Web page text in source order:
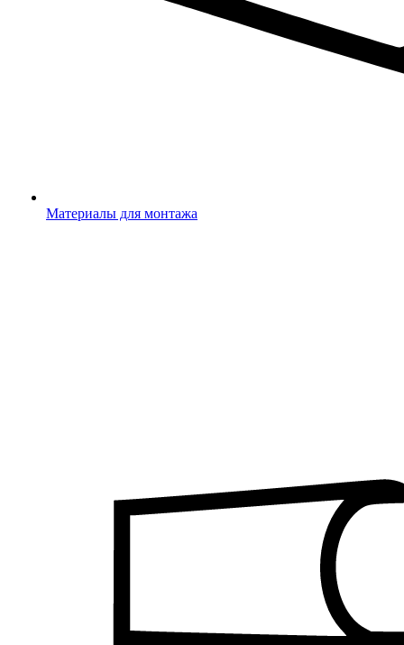
Материалы для монтажа